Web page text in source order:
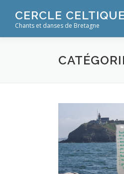
contenu
CERCLE
Chants et danses de Bretagne